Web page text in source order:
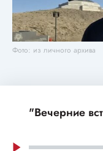
Фото: из личного архива
"Вечерние